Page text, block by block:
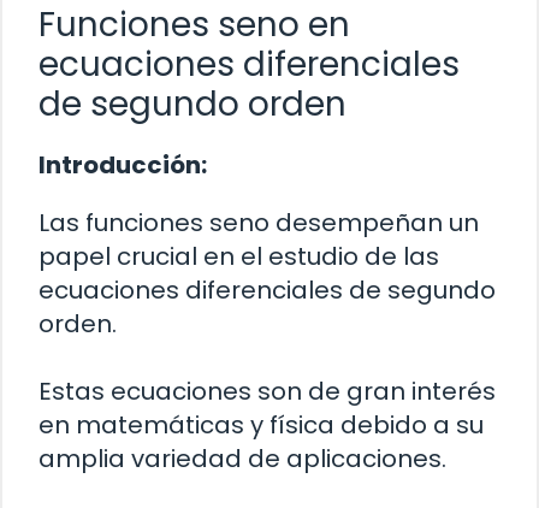
Funciones seno en
ecuaciones diferenciales
de segundo orden
Introducción:
Las funciones seno desempeñan un
papel crucial en el estudio de las
ecuaciones diferenciales de segundo
orden.
Estas ecuaciones son de gran interés
en matemáticas y física debido a su
amplia variedad de aplicaciones.